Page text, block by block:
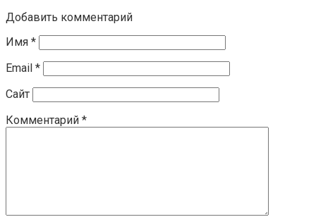
Добавить комментарий
Имя *
Email *
Сайт
Комментарий *